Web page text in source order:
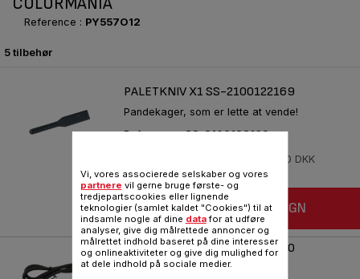
Reference : PY557O12
5 tilbehør
PALETKNIV X1 SS-2100122169
Pandekager, som er lette at vende!
Reference :SS-2100122169
32,00 DKK
FØJ TIL INDKØBSVOGN
STRØMLEDNING TS-01020680
Forlæng dit apparats levetid!
Vi, vores associerede selskaber og vores
partnere vil gerne bruge første- og
tredjepartscookies eller lignende
teknologier (samlet kaldet "Cookies") til at
indsamle nogle af dine datafor at udføre
analyser, give dig målrettede annoncer og
målrettet indhold baseret på dine interesser
og onlineaktiviteter og give dig mulighed for
at dele indhold på sociale medier.